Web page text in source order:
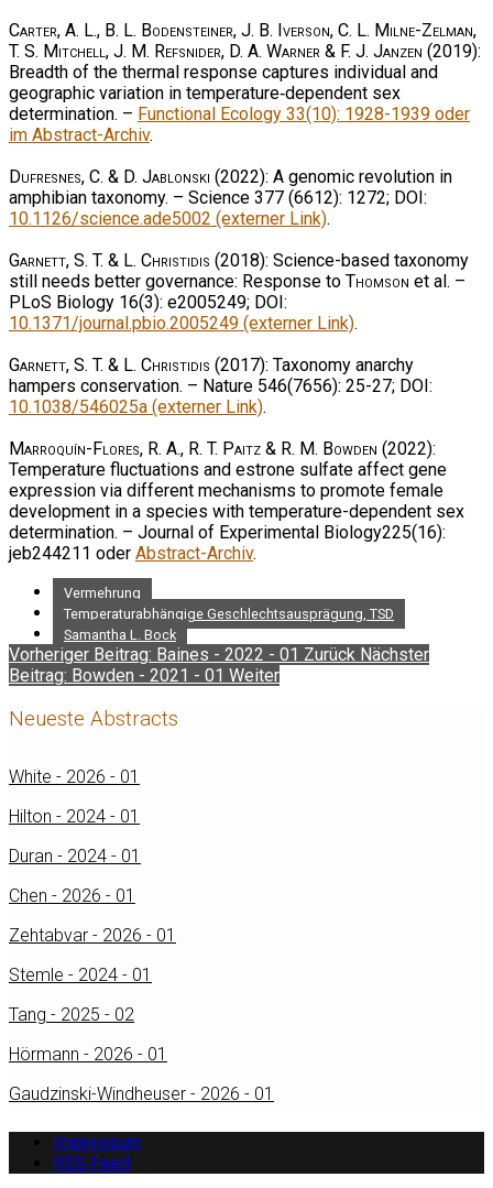
Carter, A. L., B. L. Bodensteiner, J. B. Iverson, C. L. Milne-Zelman,
T. S. Mitchell, J. M. Refsnider, D. A. Warner & F. J. Janzen (2019):
Breadth of the thermal response captures individual and
geographic variation in temperature‐dependent sex
determination. – Functional Ecology 33(10): 1928-1939 oder
im Abstract-Archiv.
Dufresnes, C. & D. Jablonski (2022): A genomic revolution in
amphibian taxonomy. – Science 377 (6612): 1272; DOI:
10.1126/science.ade5002 (externer Link).
Garnett, S. T. & L. Christidis (2018): Science-based taxonomy
still needs better governance: Response to Thomson et al. –
PLoS Biology 16(3): e2005249; DOI:
10.1371/journal.pbio.2005249 (externer Link).
Garnett, S. T. & L. Christidis (2017): Taxonomy anarchy
hampers conservation. – Nature 546(7656): 25-27; DOI:
10.1038/546025a (externer Link).
Marroquín-Flores, R. A., R. T. Paitz & R. M. Bowden (2022):
Temperature fluctuations and estrone sulfate affect gene
expression via different mechanisms to promote female
development in a species with temperature-dependent sex
determination. – Journal of Experimental Biology225(16):
jeb244211 oder Abstract-Archiv.
Vermehrung
Temperaturabhängige Geschlechtsausprägung, TSD
Samantha L. Bock
Vorheriger Beitrag: Baines - 2022 - 01 Zurück Nächster
Beitrag: Bowden - 2021 - 01 Weiter
Neueste Abstracts
White - 2026 - 01
Hilton - 2024 - 01
Duran - 2024 - 01
Chen - 2026 - 01
Zehtabvar - 2026 - 01
Stemle - 2024 - 01
Tang - 2025 - 02
Hörmann - 2026 - 01
Gaudzinski-Windheuser - 2026 - 01
Impressum
RSS Feed